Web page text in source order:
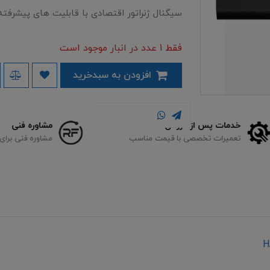
سیگنال ژنراتور اقتصادی با قابلیت های
فقط 1 عدد در انبار موجود است
مشاوره فنی
مشاوره فنی برای انتخاب تجهیزات متناسب با نیاز شما